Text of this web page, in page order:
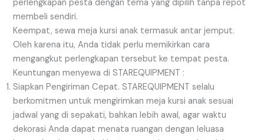
perlengkapan pesta dengan tema yang dipilih tanpa repot
membeli sendiri.
Keempat, sewa meja kursi anak termasuk antar jemput.
Oleh karena itu, Anda tidak perlu memikirkan cara
mengangkut perlengkapan tersebut ke tempat pesta.
Keuntungan menyewa di STAREQUIPMENT :
Siapkan Pengiriman Cepat. STAREQUIPMENT selalu
berkomitmen untuk mengirimkan meja kursi anak sesuai
jadwal yang di sepakati, bahkan lebih awal, agar waktu
dekorasi Anda dapat menata ruangan dengan leluasa